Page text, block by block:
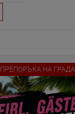
ПРЕПОРЪКА НА ГРАДА